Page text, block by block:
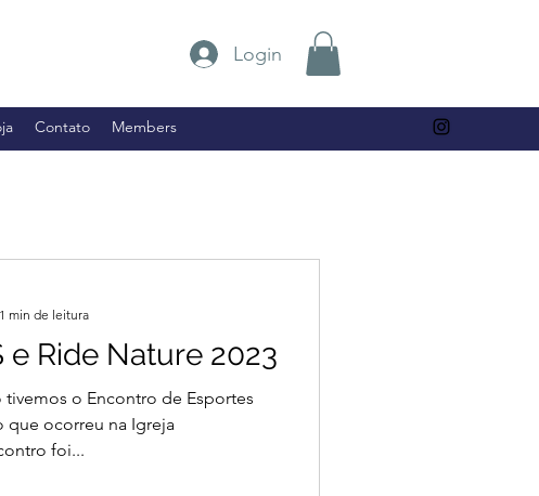
Contato Members
Login
e Ride Nature 2023
o Encontro de Esportes
que ocorreu na Igreja
foi...
1 min de leitura